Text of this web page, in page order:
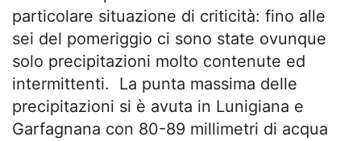
particolare situazione di criticità: fino alle
sei del pomeriggio ci sono state ovunque
solo precipitazioni molto contenute ed
intermittenti. La punta massima delle
precipitazioni si è avuta in Lunigiana e
Garfagnana con 80-89 millimetri di acqua